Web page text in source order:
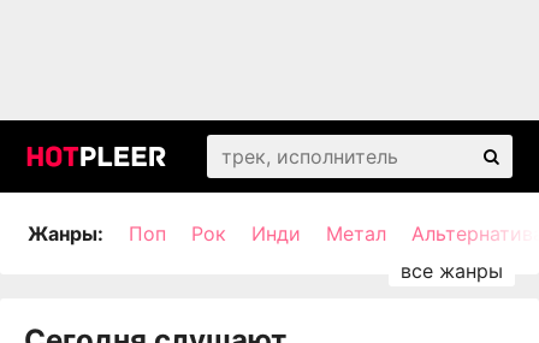
Жанры: Поп Рок Инди Метал